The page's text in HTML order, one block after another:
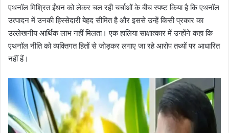
एथनॉल मिश्रित ईंधन को लेकर चल रही चर्चाओं के बीच स्पष्ट किया है कि एथनॉल
उत्पादन में उनकी हिस्सेदारी बेहद सीमित है और इससे उन्हें किसी प्रकार का
उल्लेखनीय आर्थिक लाभ नहीं मिलता। एक हालिया साक्षात्कार में उन्होंने कहा कि
एथनॉल नीति को व्यक्तिगत हितों से जोड़कर लगाए जा रहे आरोप तथ्यों पर आधारित
नहीं हैं।